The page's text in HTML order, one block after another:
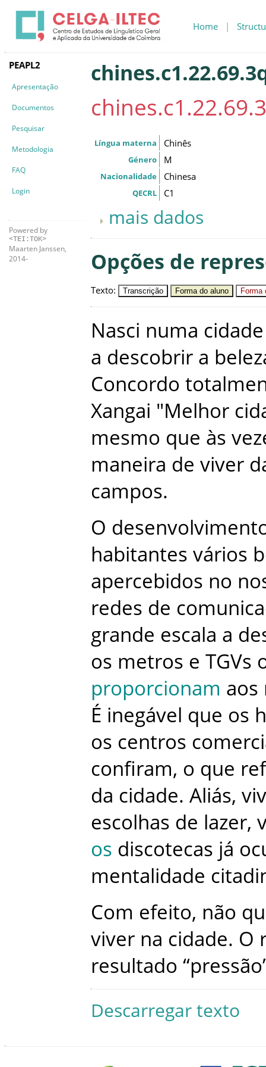
Home |
PEAPL2
Apresentação
Documentos
Pesquisar
Metodologia
FAQ
Login
Powered by
<TEI:TOK>
Maarten Janssen,
2014-
Língua materna Chinês
Género M
Nacionalidade Chinesa
QECRL C1
mais dados
Opções de
Texto: Transcrição Forma do aluno Forma
Nasci numa cidade
a descobrir a
Concordo
Xangai "Melhor
mesmo que às
maneira de viver
campos.
O
habitantes vários
apercebidos no
redes de
grande escala a
os metros e TGVs
proporcionam aos
É inegável que os
os centros
confiram, o que
da cidade. Aliás,
escolhas de lazer,
os discotecas já
mentalidade
Com efeito, não
viver na cidade. O
resultado “pressão
Descarregar texto